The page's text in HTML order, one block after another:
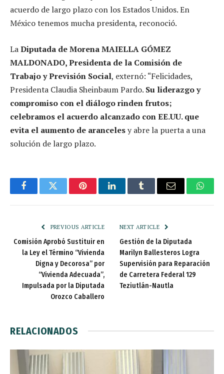
acuerdo de largo plazo con los Estados Unidos. En
México tenemos mucha presidenta, reconoció.
LaDiputada de Morena MAIELLA GÓMEZ
MALDONADO, Presidenta de la Comisión de
Trabajo y Previsión Social, externó: “Felicidades,
Presidenta Claudia Sheinbaum Pardo. Su liderazgo y
compromiso con el diálogo rinden frutos;
celebramos el acuerdo alcanzado con EE.UU. que
evita el aumento de arancelesy abre la puerta a una
solución de largo plazo.
FacebookTwitter PinterestLinkedInTumblr Email
PREVIOUS ARTICLE
Comisión Aprobó Sustituir en
la Ley el Término “Vivienda
Digna y Decorosa” por
“Vivienda Adecuada”,
Impulsada por la Diputada
Orozco Caballero
NEXT ARTICLE
Gestión de la Diputada
Marilyn Ballesteros Logra
Supervisión para Reparación
de Carretera Federal 129
Teziutlán-Nautla
RELACIONADOS